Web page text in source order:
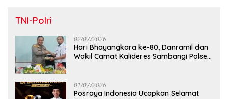
TNI-Polri
02/07/2026
Hari Bhayangkara ke-80, Danramil dan
Wakil Camat Kalideres Sambangi Polsek
01/07/2026
Posraya Indonesia Ucapkan Selamat